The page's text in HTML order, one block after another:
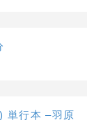
単行本 –羽原